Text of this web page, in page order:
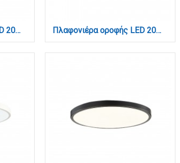
Πλαφονιέρα οροφής LED 20W 3CCT (by switch on base) από μαύρο μέταλλο και ακρυλικό D:30cm (42035-D-Black) Πλαφονιέρα οροφής LED 20W 3CCT από λευκό και ασημί ακρυλικό D:32cm (42016-C)